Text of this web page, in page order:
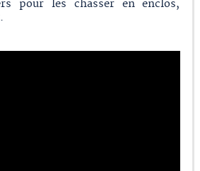
pour les chasser en enclos,